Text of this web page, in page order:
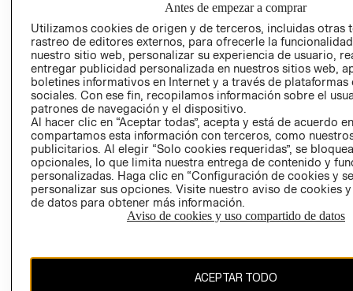
RELACIÓN CON
INVERSIONISTAS
POLÍTICA
EMPRESARIAL
- RETIRO EN
TIENDA
TÉRMINOS Y
CONDICIONES
AVISO DE
PRIVACIDAD
GIFT CARD
AVISO DE
COOKIES
Antes de empezar a comprar
Utilizamos cookies de origen y de terceros, incluidas otras
rastreo de editores externos, para ofrecerle la
nuestro sitio web, personalizar su experiencia de usuario,
entregar publicidad personalizada en nuestros sitios web,
boletines informativos en Internet y a través de plataformas
sociales. Con ese fin, recopilamos información sobre el
patrones de navegación y el dispositivo.
Al hacer clic en “Aceptar todas”, acepta y está de acuerdo
compartamos esta información con terceros, como
publicitarios. Al elegir “Solo cookies requeridas”, se
opcionales, lo que limita nuestra entrega de contenido y
personalizadas. Haga clic en “Configuración de cookies y
personalizar sus opciones. Visite nuestro aviso de cookies
de datos para obtener más información.
Aviso de cookies y uso compartido de datos
ACEPTAR TODO